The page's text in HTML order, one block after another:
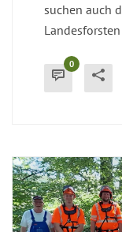
suchen auch
0